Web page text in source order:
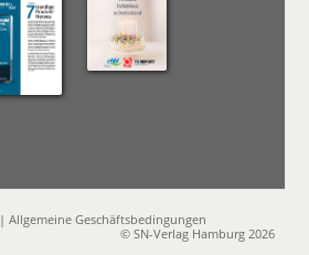
|Allgemeine Geschäftsbedingungen
© SN-Verlag Hamburg 2026